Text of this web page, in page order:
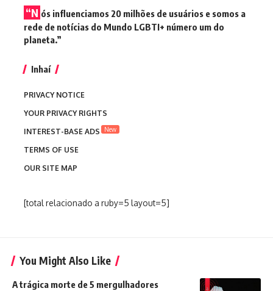
“N ós influenciamos 20 milhões de usuários e somos a
rede de notícias do Mundo LGBTI+ número um do
planeta.”
Inhaí
PRIVACY NOTICE
YOUR PRIVACY RIGHTS
INTEREST-BASE ADS
New
TERMS OF USE
OUR SITE MAP
[total relacionado a ruby=5 layout=5]
You Might Also Like
A trágica morte de 5 mergulhadores